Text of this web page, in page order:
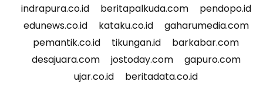
indrapura.co.id
beritapalkuda.com
pendopo.id
edunews.co.id
kataku.co.id
gaharumedia.com
pemantik.co.id
tikungan.id
barkabar.com
desajuara.com
jostoday.com
gapuro.com
ujar.co.id
beritadata.co.id